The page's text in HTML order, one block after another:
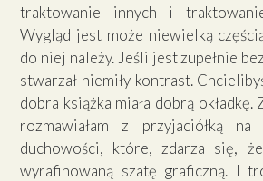
traktowanie innych i
Wygląd jest może niewielką
do niej należy. Jeśli jest zupełnie
stwarzał niemiły kontrast.
dobra książka miała dobrą okładkę.
rozmawiałam z przyjaciółką
duchowości, które, zdarza się,
wyrafinowaną szatę graficzną. I